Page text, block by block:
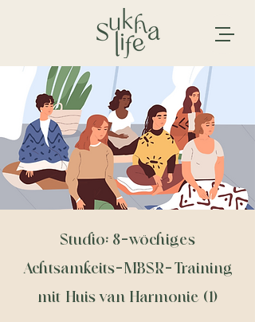
Studio: 8-wöchiges
Achtsamkeits-MBSR-Training
mit Huis van Harmonie (1)